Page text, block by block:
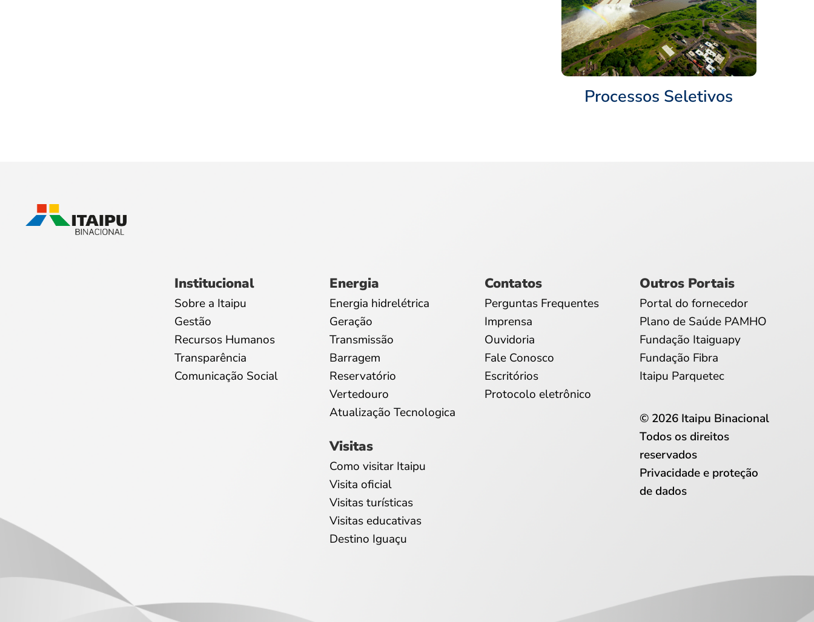
Processos Seletivos
Institucional
Sobre a Itaipu
Gestão
Recursos Humanos
Transparência
Comunicação Social
Energia
Energia hidrelétrica
Geração
Transmissão
Barragem
Reservatório
Vertedouro
Atualização Tecnologica
Visitas
Como visitar Itaipu
Visita oficial
Visitas turísticas
Visitas educativas
Destino Iguaçu
Contatos
Perguntas Frequentes
Imprensa
Ouvidoria
Fale Conosco
Escritórios
Protocolo eletrônico
Outros Portais
Portal do fornecedor
Plano de Saúde PAMHO
Fundação Itaiguapy
Fundação Fibra
Itaipu Parquetec
© 2026 Itaipu Binacional
Todos os direitos
reservados
Privacidade e proteção
de dados